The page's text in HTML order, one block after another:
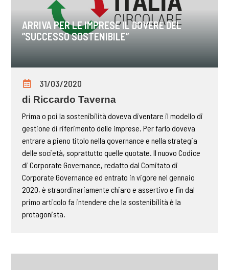
ARRIVA PER LE IMPRESE IL DOVERE DEL
”SUCCESSO SOSTENIBILE”
31/03/2020
di Riccardo Taverna
Prima o poi la sostenibilità doveva diventare il modello di
gestione di riferimento delle imprese. Per farlo doveva
entrare a pieno titolo nella governance e nella strategia
delle società, soprattutto quelle quotate. Il nuovo Codice
di Corporate Governance, redatto dal Comitato di
Corporate Governance ed entrato in vigore nel gennaio
2020, è straordinariamente chiaro e assertivo e fin dal
primo articolo fa intendere che la sostenibilità è la
protagonista.